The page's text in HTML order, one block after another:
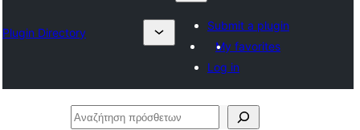
Plugin Directory
Submit a plugin
My favorites
Log in
Αναζήτηση